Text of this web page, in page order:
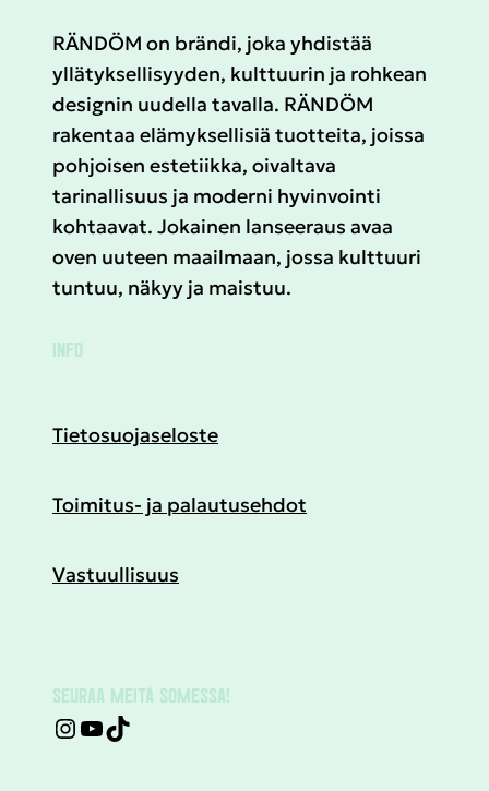
RÄNDÖM on brändi, joka yhdistää
yllätyksellisyyden, kulttuurin ja rohkean
designin uudella tavalla. RÄNDÖM
rakentaa elämyksellisiä tuotteita, joissa
pohjoisen estetiikka, oivaltava
tarinallisuus ja moderni hyvinvointi
kohtaavat. Jokainen lanseeraus avaa
oven uuteen maailmaan, jossa kulttuuri
tuntuu, näkyy ja maistuu.
INFO
Tietosuojaseloste
Toimitus- ja palautusehdot
Vastuullisuus
SEURAA MEITÄ SOMESSA!